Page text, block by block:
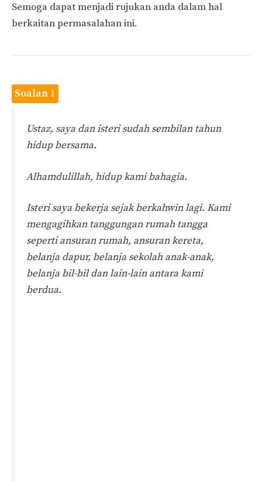
Semoga dapat menjadi rujukan anda dalam hal
berkaitan permasalahan ini.
Soalan 1
Ustaz, saya dan isteri sudah sembilan tahun
hidup bersama.
Alhamdulillah, hidup kami bahagia.
Isteri saya bekerja sejak berkahwin lagi. Kami
mengagihkan tanggungan rumah tangga
seperti ansuran rumah, ansuran kereta,
belanja dapur, belanja sekolah anak-anak,
belanja bil-bil dan lain-lain antara kami
berdua.